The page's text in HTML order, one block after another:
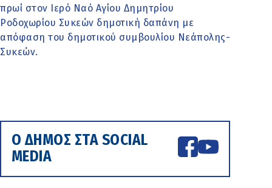
πρωί στον Ιερό Ναό Αγίου Δημητρίου
Ροδοχωρίου Συκεών δημοτική δαπάνη με
απόφαση του δημοτικού συμβουλίου Νεάπολης-
Συκεών.
Ο ΔΗΜΟΣ ΣΤΑ SOCIAL
MEDIA